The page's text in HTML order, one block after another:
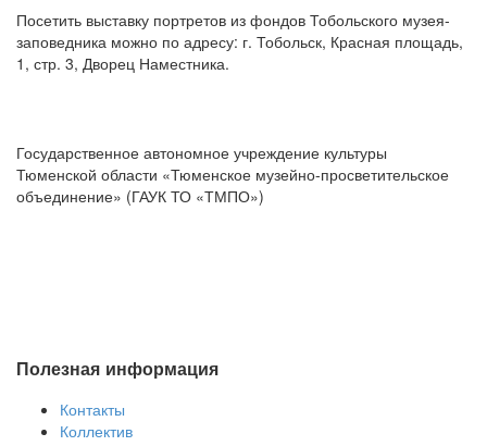
Посетить выставку портретов из фондов Тобольского музея-
заповедника можно по адресу: г. Тобольск, Красная площадь,
1, стр. 3, Дворец Наместника.
Государственное автономное учреждение культуры
Тюменской области «Тюменское музейно-просветительское
объединение» (ГАУК ТО «ТМПО»)
Полезная информация
Контакты
Коллектив